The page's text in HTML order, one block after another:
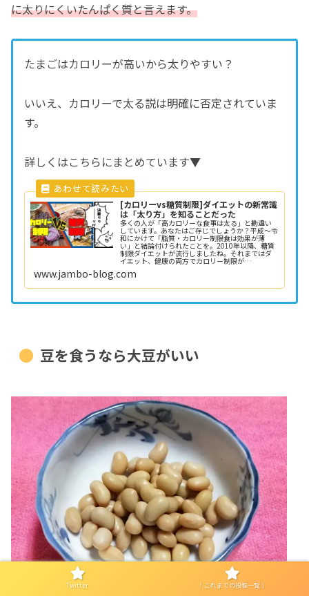
に太りにくいたんぱく質と言えます。
たまごはカロリーが高いから太りやすい？
いいえ、カロリーで太る説は明確に否定されていま
す。
詳しくはこちらにまとめています▼
[カロリーvs糖質制限]ダイエットの新常識
は「太り方」を知ることだった
多くの人が「高カロリーな食事は太る」と勘違い
しています。あなたはご存じでしょうか？平成～令
和にかけて「脂質・カロリー制限食は効果が薄
い」と結論付けられたことを。2010年以降、糖質
制限ダイエットが流行しましたね。それまではダ
イエット、健康の両方でカロリー制限が…
www.jambo-blog.com
豆を食うなら大豆がいい
Twitter ｜これまでの投稿一覧｜